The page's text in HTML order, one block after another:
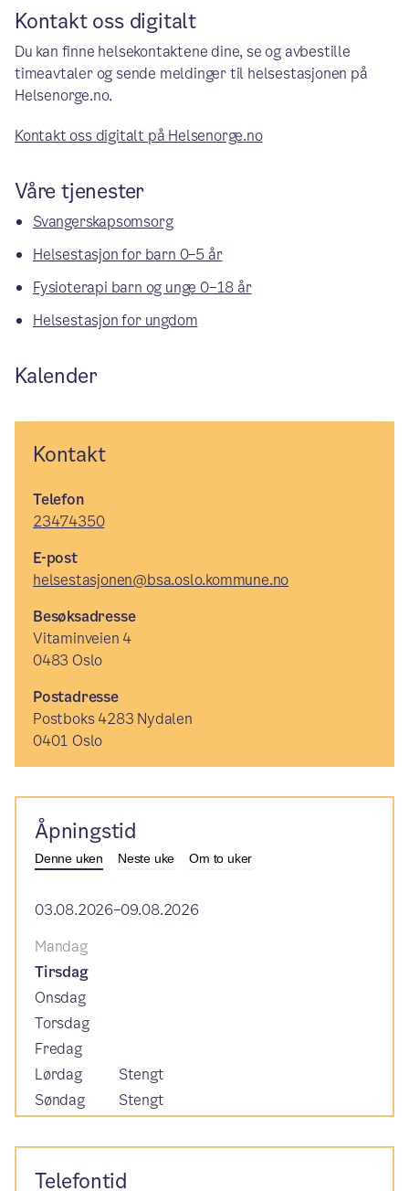
Kontakt oss digitalt
Du kan finne helsekontaktene dine, se og avbestille
timeavtaler og sende meldinger til helsestasjonen på
Helsenorge.no.
Kontakt oss digitalt på Helsenorge.no
Våre tjenester
Svangerskapsomsorg
Helsestasjon for barn 0–5 år
Fysioterapi barn og unge 0–18 år
Helsestasjon for ungdom
Kalender
Kontakt
Telefon
23474350
E-post
helsestasjonen@bsa.oslo.kommune.no
Besøksadresse
Vitaminveien 4
0483 Oslo
Postadresse
Postboks 4283 Nydalen
0401 Oslo
Åpningstid
Denne uken Neste uke Om to uker
03.08.2026–09.08.2026
Mandag
Tirsdag
Onsdag
Torsdag
Fredag
Lørdag
Stengt
Søndag
Stengt
Telefontid